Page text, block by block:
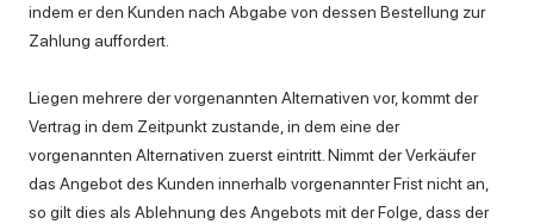
indem er den Kunden nach Abgabe von dessen Bestellung zur
Zahlung auffordert.
Liegen mehrere der vorgenannten Alternativen vor, kommt der
Vertrag in dem Zeitpunkt zustande, in dem eine der
vorgenannten Alternativen zuerst eintritt. Nimmt der Verkäufer
das Angebot des Kunden innerhalb vorgenannter Frist nicht an,
so gilt dies als Ablehnung des Angebots mit der Folge, dass der